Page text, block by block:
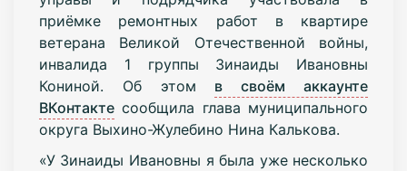
приёмке ремонтных работ в квартире
ветерана Великой Отечественной войны,
инвалида 1 группы Зинаиды Ивановны
Кониной. Об этом в своём аккаунте
ВКонтактесообщила глава муниципального
округа Выхино-Жулебино Нина Калькова.
«У Зинаиды Ивановны я была уже несколько